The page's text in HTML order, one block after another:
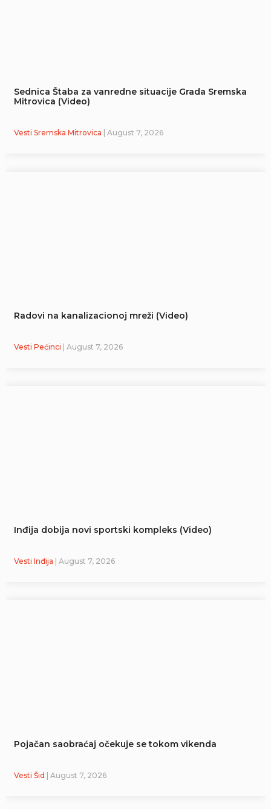
Sednica Štaba za vanredne situacije Grada Sremska
Mitrovica (Video)
Vesti Sremska Mitrovica | August 7, 2026
Radovi na kanalizacionoj mreži (Video)
Vesti Pećinci | August 7, 2026
Inđija dobija novi sportski kompleks (Video)
Vesti Inđija | August 7, 2026
Pojačan saobraćaj očekuje se tokom vikenda
Vesti Šid | August 7, 2026